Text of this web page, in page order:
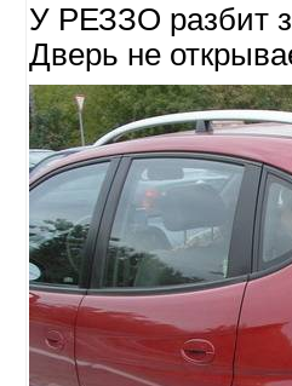
У РЕЗЗО разбит
Дверь не